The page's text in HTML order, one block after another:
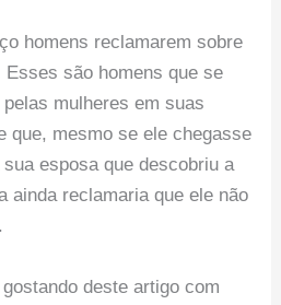
homens reclamarem sobre
são homens que se
mulheres em suas
que, mesmo se ele chegasse
esposa que descobriu a
ainda reclamaria que ele não
deste artigo com